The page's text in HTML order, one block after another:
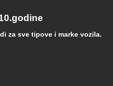
za sve tipove i marke vozila.